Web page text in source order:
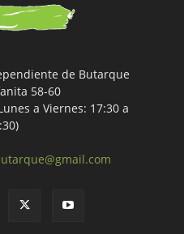
de Butarque
58-60
a Viernes: 17:30 a